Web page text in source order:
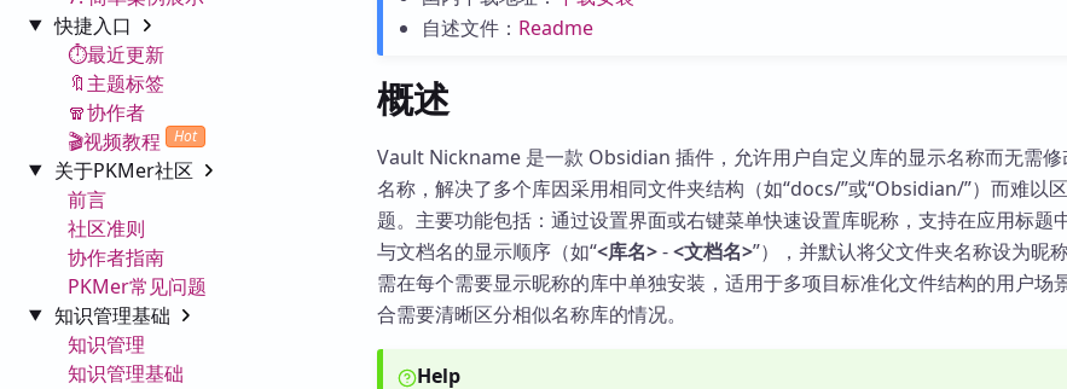
快捷入口
⏱️最近更新
🔖主题标签
🧣协作者
🎬视频教程
Hot
关于PKMer社区
前言
社区准则
协作者指南
PKMer常见问题
知识管理基础
知识管理
知识管理基础
自述文件： Readme
概述
Vault Nickname 是一款 Obsidian 插件，允许用户自定义库的显示名称而无需修
名称，解决了多个库因采用相同文件夹结构（如“docs/”或“Obsidian/”）而难以
题。主要功能包括：通过设置界面或右键菜单快速设置库昵称，支持在应用标题
与文档名的显示顺序（如“<库名>-<文档名>”），并默认将父文件夹名称设为昵
需在每个需要显示昵称的库中单独安装，适用于多项目标准化文件结构的用户场
合需要清晰区分相似名称库的情况。
Help